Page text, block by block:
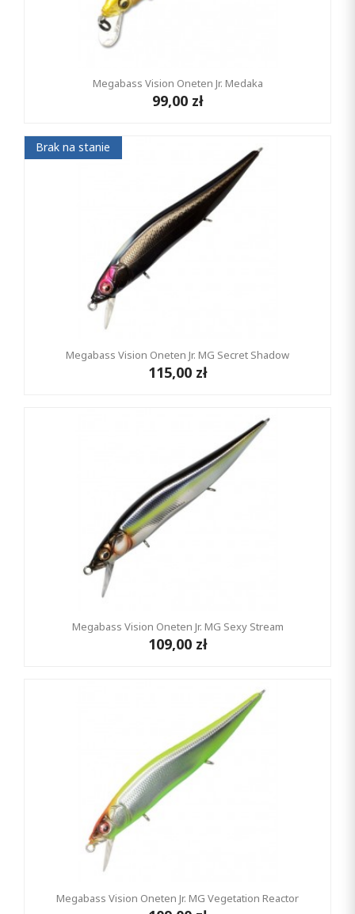
Megabass Vision Oneten Jr. Medaka
99,00 zł
Brak na stanie
Megabass Vision Oneten Jr. MG Secret Shadow
115,00 zł
Megabass Vision Oneten Jr. MG Sexy Stream
109,00 zł
Megabass Vision Oneten Jr. MG Vegetation Reactor